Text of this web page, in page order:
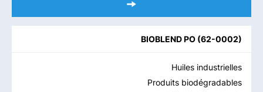
BIOBLEND PO (62-0002)
Huiles industrielles
Produits biodégradables